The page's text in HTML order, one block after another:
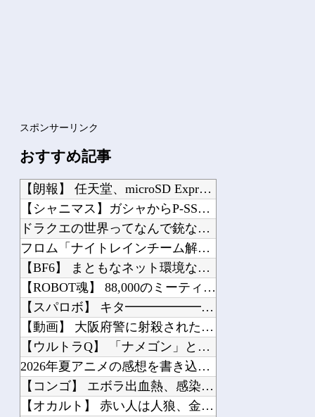
スポンサーリンク
おすすめ記事
【朗報】 任天堂、microSD Expressを普及させてしまう…
【シャニマス】ガシャからP-SSR黛冬優子、S-SSR有栖川夏葉が登場！イベント...
ドラクエの世界ってなんで銃ないの？
フロム「ナイトレインチーム解散してターニッシュエディション完成させました」←これ...
【BF6】 まともなネット環境ならPing一桁とか言ってる奴たまにいるけどマヌケ...
【ROBOT魂】 88,000のミーティアが二次も即完売なの大人気すぎる…
【スパロボ】 キタ━━━━━━(゜∀゜)━━━━━━ !!!!!
【動画】 大阪府警に射殺されたオッサン、めちゃめちゃ苦しそうに死ぬ
【ウルトラQ】 「ナメゴン」とかいうシリーズ初の宇宙怪獣
2026年夏アニメの感想を書き込むスレ
【コンゴ】 エボラ出血熱、感染3600人…過去最大の流行に
【オカルト】 赤い人は人狼、金持ちが仕掛ける「気づかせ遊び」の果てに待つものは…